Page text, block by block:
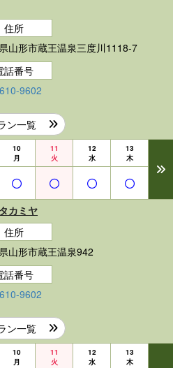
住所
山形市蔵王温泉三度川1118-7
話番号
9602
ン一覧
10
月
11
火
12
水
13
木
カミヤ
住所
山形市蔵王温泉942
話番号
9602
ン一覧
10
月
11
火
12
水
13
木